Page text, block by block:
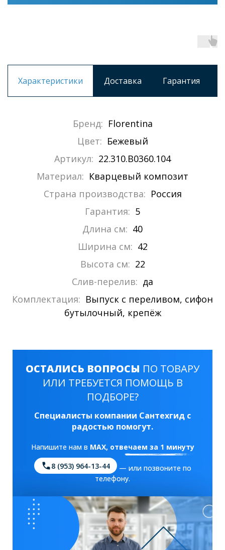
Характеристики Доставка Гарантия
Бренд: Florentina
Цвет: Бежевый
Артикул: 22.310.B0360.104
Материал: Кварцевый композит
Страна производства: Россия
Гарантия: 5
Длина см: 40
Ширина см: 42
Высота см: 22
Слив-перелив: да
Комплектация: Выпуск с переливом, сифон
бутылочный, крепёж
ОСТАЛИСЬ ВОПРОСЫ ПО ТОВАРУ
ИЛИ ТРЕБУЕТСЯ ПОМОЩЬ В
ПОДБОРЕ?
Специалисты компании Сантехгид с
радостью помогут.
Напишите нам в MAX, отвечаем за 1 минуту
8 (953) 964-13-44
— или позвоните по
телефону.